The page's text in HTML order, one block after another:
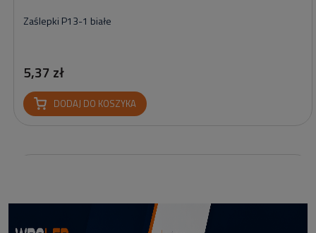
Zaślepki P13-1 białe
5,37 zł
DODAJ DO KOSZYKA